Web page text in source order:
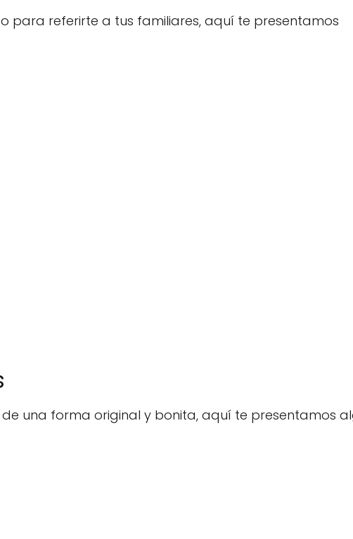
para referirte a tus familiares, aquí te presentamos
una forma original y bonita, aquí te presentamos